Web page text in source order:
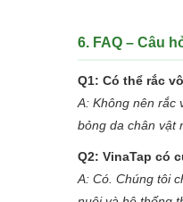
6. FAQ – Câu
Q1: Có thể rắc
A: Không nên rắc
bỏng da chân vật
Q2: VinaTap có
A: Có. Chúng tôi